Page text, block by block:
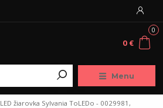
Menu
0
0 €
LED žiarovka Sylvania ToLEDo - 0029981,